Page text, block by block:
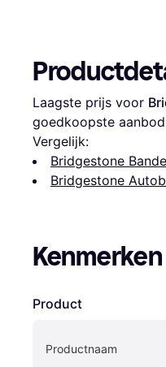
Laagste prijs voor
goedkoopste
Vergelijk:
Bridgestone
Bridgestone
Kenmerken
Product
Productnaam